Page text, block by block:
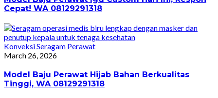
Cepat! WA 08129291318
Konveksi Seragam Perawat
March 26, 2026
Model Baju Perawat Hijab Bahan Berkualitas
Tinggi, WA 08129291318